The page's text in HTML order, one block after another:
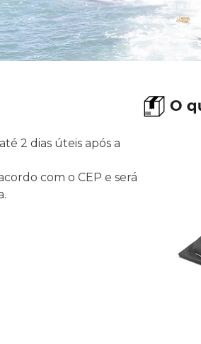
2 dias úteis após a
com o CEP e será